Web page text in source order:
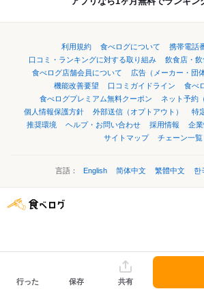
利用規約 食べログについて
携帯電話
口コミ・ランキングに対する取り組み
飲食店・
食べログ店舗会員について
広告（メーカー・団
機能改善要望
口コミガイドライン
食べ
食べログプレミアム無料クーポン
ネット予約
個人情報保護方針
外部送信（オプトアウト）
特
推奨環境
ヘルプ・お問い合わせ 採用情報 企
サイトマップ
チェーン一覧
言語： English 简体中文 繁體中文 한
行った 保存 共有